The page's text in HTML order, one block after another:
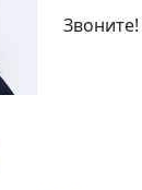
Звоните!